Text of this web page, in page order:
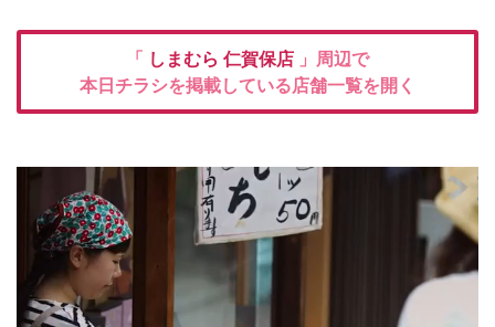
「 しまむら 仁賀保店 」周辺で
本日チラシを掲載している店舗一覧を開く